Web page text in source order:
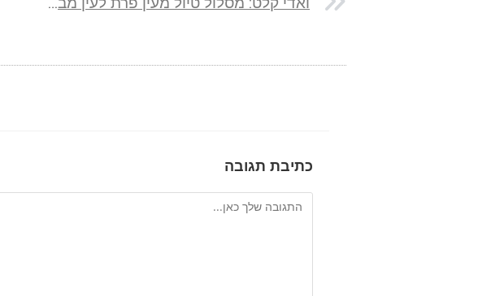
כתיבת תגובה